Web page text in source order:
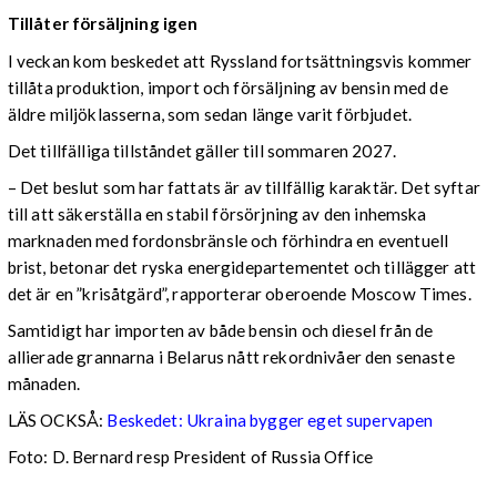
Tillåter försäljning igen
I veckan kom beskedet att Ryssland fortsättningsvis kommer
tillåta produktion, import och försäljning av bensin med de
äldre miljöklasserna, som sedan länge varit förbjudet.
Det tillfälliga tillståndet gäller till sommaren 2027.
– Det beslut som har fattats är av tillfällig karaktär. Det syftar
till att säkerställa en stabil försörjning av den inhemska
marknaden med fordonsbränsle och förhindra en eventuell
brist, betonar det ryska energidepartementet och tillägger att
det är en ”krisåtgärd”, rapporterar oberoende Moscow Times.
Samtidigt har importen av både bensin och diesel från de
allierade grannarna i Belarus nått rekordnivåer den senaste
månaden.
LÄS OCKSÅ: Beskedet: Ukraina bygger eget supervapen
Foto: D. Bernard resp President of Russia Office